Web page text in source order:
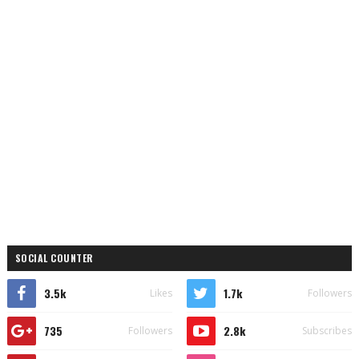
SOCIAL COUNTER
3.5k Likes 1.7k Followers
735 Followers 2.8k Subscribes